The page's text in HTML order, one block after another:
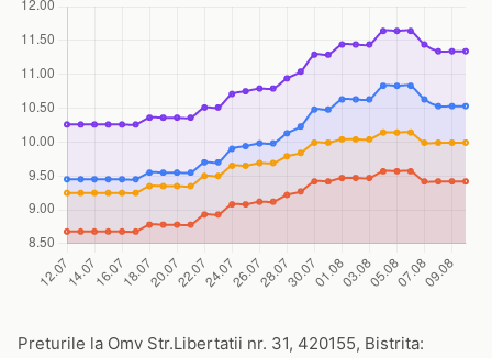
Preturile la Omv Str.Libertatii nr. 31, 420155, Bistrita: